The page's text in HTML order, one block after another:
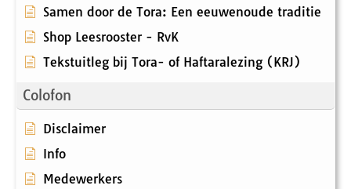
Samen door de Tora: Een eeuwenoude traditie
Shop Leesrooster - RvK
Tekstuitleg bij Tora- of Haftaralezing (KRJ)
Colofon
Disclaimer
Info
Medewerkers